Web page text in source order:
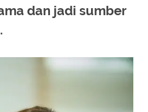
dan jadi sumber